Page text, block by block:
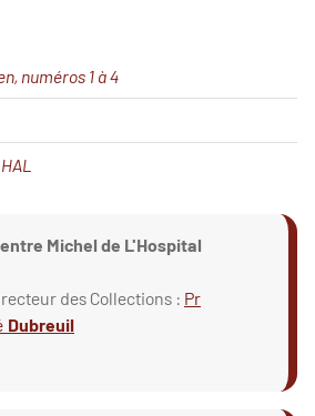
numéros 1 à 4
Michel de L'Hospital
des Collections : Pr
Dubreuil